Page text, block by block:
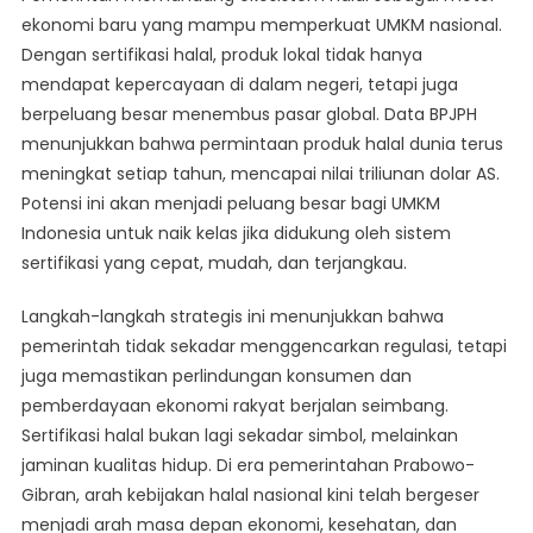
ekonomi baru yang mampu memperkuat UMKM nasional.
Dengan sertifikasi halal, produk lokal tidak hanya
mendapat kepercayaan di dalam negeri, tetapi juga
berpeluang besar menembus pasar global. Data BPJPH
menunjukkan bahwa permintaan produk halal dunia terus
meningkat setiap tahun, mencapai nilai triliunan dolar AS.
Potensi ini akan menjadi peluang besar bagi UMKM
Indonesia untuk naik kelas jika didukung oleh sistem
sertifikasi yang cepat, mudah, dan terjangkau.
Langkah-langkah strategis ini menunjukkan bahwa
pemerintah tidak sekadar menggencarkan regulasi, tetapi
juga memastikan perlindungan konsumen dan
pemberdayaan ekonomi rakyat berjalan seimbang.
Sertifikasi halal bukan lagi sekadar simbol, melainkan
jaminan kualitas hidup. Di era pemerintahan Prabowo-
Gibran, arah kebijakan halal nasional kini telah bergeser
menjadi arah masa depan ekonomi, kesehatan, dan